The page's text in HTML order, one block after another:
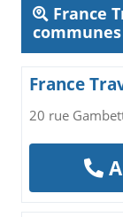
France
France
20 rue